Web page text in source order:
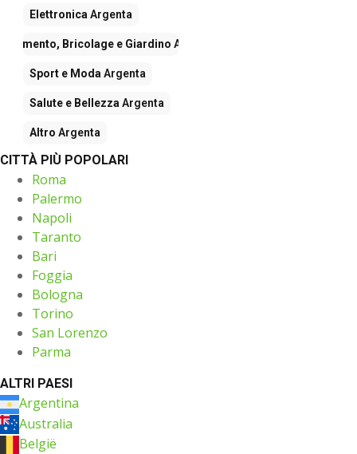
Elettronica Argenta
Bricolage e Giardino Argenta
Sport e Moda Argenta
Salute e Bellezza Argenta
Altro Argenta
CITTÀ PIÙ POPOLARI
Roma
Palermo
Napoli
Taranto
Bari
Foggia
Bologna
Torino
San Lorenzo
Parma
ALTRI PAESI
Argentina
Australia
België